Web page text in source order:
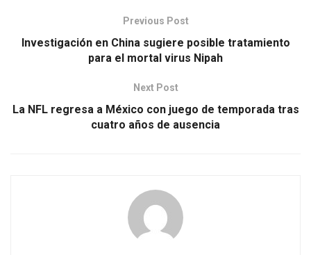
Previous Post
Investigación en China sugiere posible tratamiento
para el mortal virus Nipah
Next Post
La NFL regresa a México con juego de temporada tras
cuatro años de ausencia